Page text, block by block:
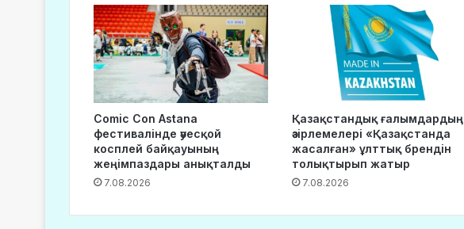
Comic Con Astana
фестивалінде әуесқой
косплей байқауының
жеңімпаздары анықталды
7.08.2026
Қазақстандық ғалымдардың
әзірлемелері «Қазақстанда
жасалған» ұлттық брендін
толықтырып жатыр
7.08.2026